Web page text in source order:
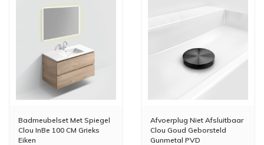
Badmeubelset Met Spiegel
Clou InBe 100 CM Grieks
Eiken
Afvoerplug Niet Afsluitbaar
Clou Goud Geborsteld
Gunmetal PVD